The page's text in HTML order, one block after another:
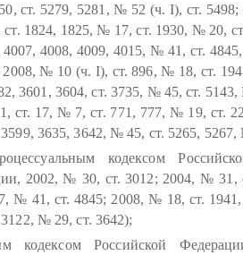
ст. 5279, 5281, № 52 (ч. I), ст.
1824, 1825, № 17, ст. 1930, № 20,
4008, 4009, 4015, № 41, ст.
№ 10 (ч. I), ст. 896, № 18, ст.
3601, 3604, ст. 3735, № 45, ст.
ст. 17, № 7, ст. 771, 777, № 19, ст.
3635, 3642, № 45, ст. 5265, 5267,
кодексом
2002, № 30, ст. 3012; 2004, №
№ 41, ст. 4845; 2008, № 18, ст.
№ 29, ст. 3642);
кодексом Российской